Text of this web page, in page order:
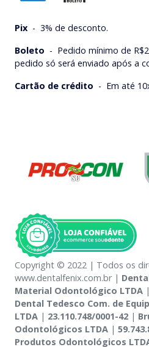
Pix - 3% de desconto.
Boleto - Pedido mínimo de
pedido só será enviado após a
Cartão de crédito - Em até
Copyright © 2022 | Todos os
www.dentalfenix.com.br |
Material Odontológico LTDA |
Dental Tedesco Com. de
LTDA | 23.110.748/0001-42 |
Odontológicos LTDA |
Produtos Odontológicos